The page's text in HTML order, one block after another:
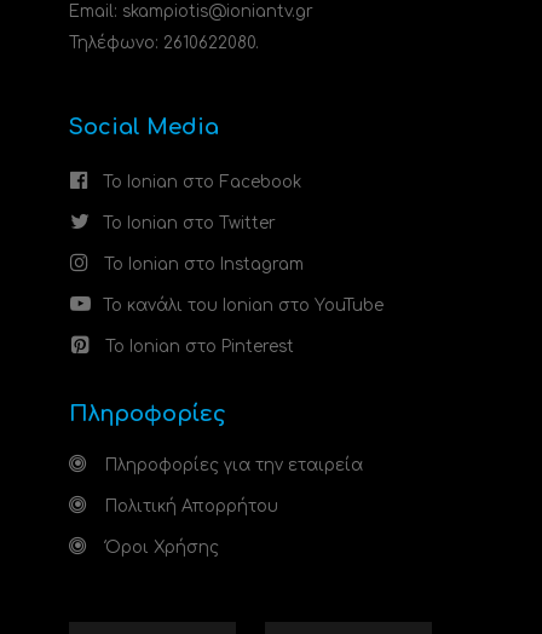
Email: skampiotis@ioniantv.gr
Τηλέφωνο: 2610622080.
Social Media
Το Ionian στο Facebook
Το Ionian στο Twitter
Το Ionian στο Instagram
Το κανάλι του Ionian στο YouTube
Το Ionian στο Pinterest
Πληροφορίες
Πληροφορίες για την εταιρεία
Πολιτική Απορρήτου
Όροι Χρήσης